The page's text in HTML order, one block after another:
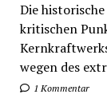
Die
kritischen
wegen des
1 Kommentar